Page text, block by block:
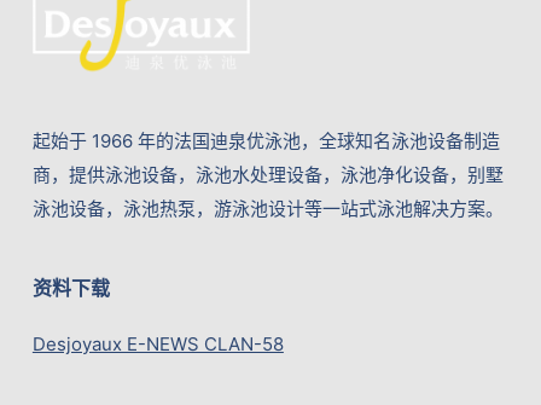
起始于 1966 年的法国迪泉优泳池，全球知名泳池设备制造
商，提供泳池设备，泳池水处理设备，泳池净化设备，别墅
泳池设备，泳池热泵，游泳池设计等一站式泳池解决方案。
资料下载
Desjoyaux E-NEWS CLAN-58